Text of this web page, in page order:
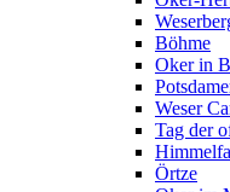
Böhme
Oker in
Weser
Tag der
Örtze